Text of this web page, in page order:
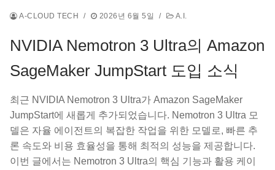
A-CLOUD TECH / 2026년 6월 5일 / A.I.
NVIDIA Nemotron 3 Ultra의 Amazon
SageMaker JumpStart 도입 소식
최근 NVIDIA Nemotron 3 Ultra가 Amazon SageMaker
JumpStart에 새롭게 추가되었습니다. Nemotron 3 Ultra 모
델은 자율 에이전트의 복잡한 작업을 위한 모델로, 빠른 추
론 속도와 비용 효율성을 통해 최적의 성능을 제공합니다.
이번 글에서는 Nemotron 3 Ultra의 핵심 기능과 활용 케이